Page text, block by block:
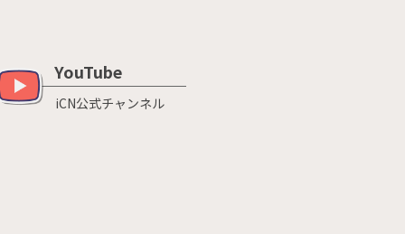
YouTube
iCN公式チャンネル